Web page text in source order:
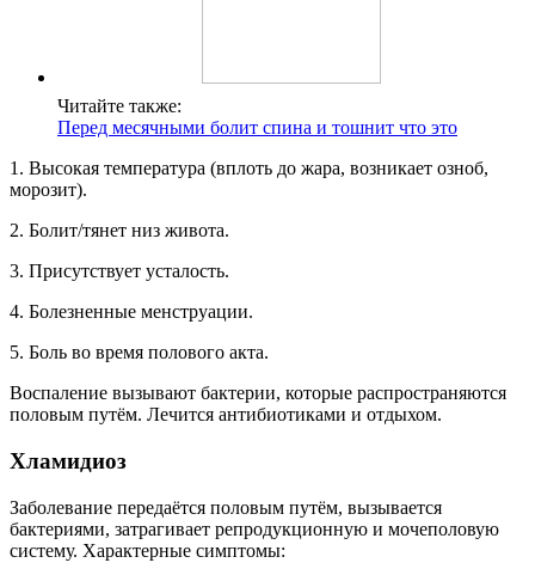
Читайте также:
Перед месячными болит спина и тошнит что это
1. Высокая температура (вплоть до жара, возникает озноб,
морозит).
2. Болит/тянет низ живота.
3. Присутствует усталость.
4. Болезненные менструации.
5. Боль во время полового акта.
Воспаление вызывают бактерии, которые распространяются
половым путём. Лечится антибиотиками и отдыхом.
Хламидиоз
Заболевание передаётся половым путём, вызывается
бактериями, затрагивает репродукционную и мочеполовую
систему. Характерные симптомы: